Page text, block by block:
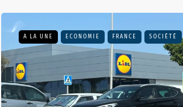
A LA UNE ECONOMIE FRANCE SOCIÉTÉ